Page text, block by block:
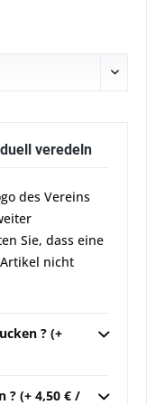
veredeln
des Vereins
Sie, dass eine
nicht
? (+
? (+ 4,50 € /